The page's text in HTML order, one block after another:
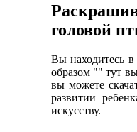
головой
Вы находитесь в
образом "" тут
вы можете
развитии
искусству.